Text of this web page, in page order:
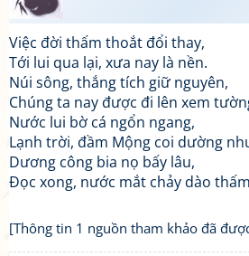
Việc đời thấm thoắt đổi thay,
Tới lui qua lại, xưa nay là nền.
Núi sông, thắng tích giữ nguyên,
Chúng ta nay được đi lên xem
Nước lui bờ cá ngổn ngang,
Lạnh trời, đầm Mộng coi dường
Dương công bia nọ bấy lâu,
Đọc xong, nước mắt chảy dào
[Thông tin 1 nguồn tham khảo đã